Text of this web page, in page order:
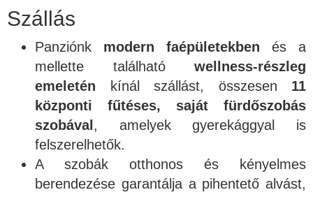
Szállás
Panziónk modern faépületekben és a
mellette található wellness-részleg
emeletén kínál szállást, összesen 11
központi fűtéses, saját fürdőszobás
szobával , amelyek gyerekággyal is
felszerelhetők.
A szobák otthonos és kényelmes
berendezése garantálja a pihentető alvást,